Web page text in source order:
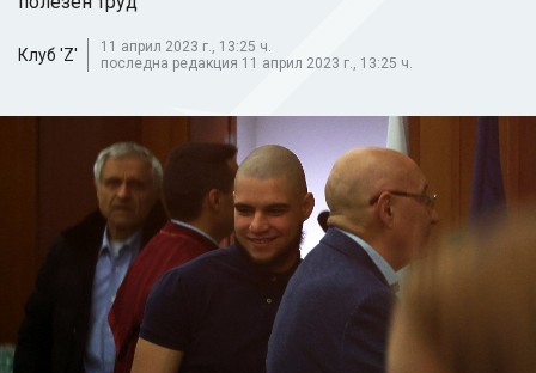
Клуб 'Z'
11 април 2023 г., 13:25 ч.
последна редакция 11 април 2023 г., 13:25 ч.